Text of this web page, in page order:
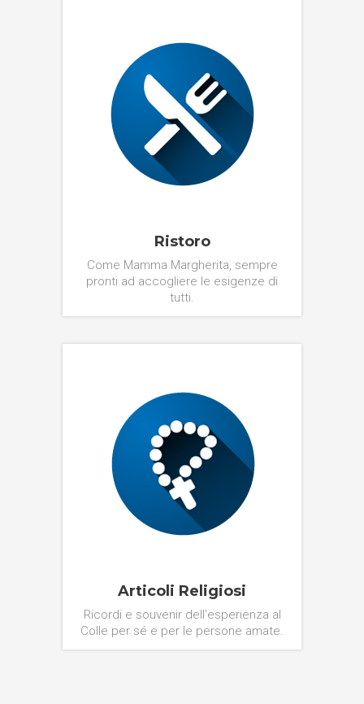
Ristoro
Come Mamma Margherita, sempre
pronti ad accogliere le esigenze di
tutti.
Articoli Religiosi
Ricordi e souvenir dell’esperienza al
Colle per sé e per le persone amate.